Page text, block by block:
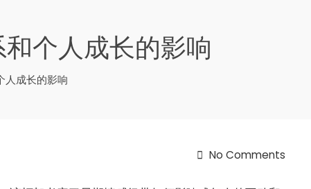
个人成长的影响
人成长的影响
No Comments